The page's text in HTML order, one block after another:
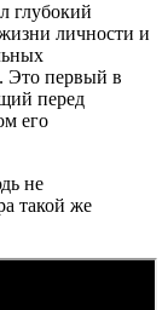
глубокий
личности и
Это первый в
перед
его
не
такой же